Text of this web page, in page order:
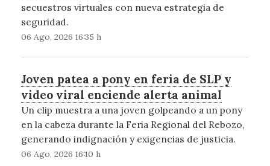
secuestros virtuales con nueva estrategia de
seguridad.
06 Ago, 2026 16:35 h
Joven patea a pony en feria de SLP y
video viral enciende alerta animal
Un clip muestra a una joven golpeando a un pony
en la cabeza durante la Feria Regional del Rebozo,
generando indignación y exigencias de justicia.
06 Ago, 2026 16:10 h